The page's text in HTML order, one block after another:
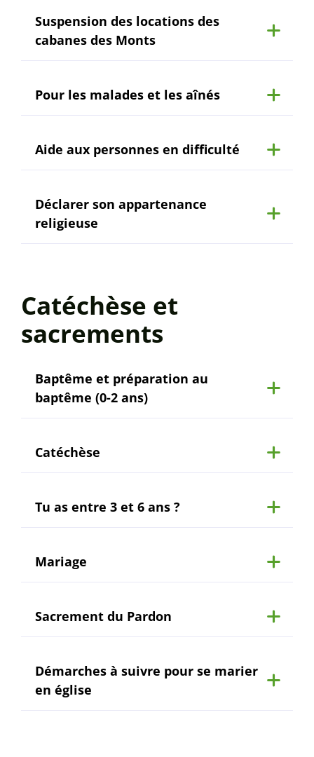
Suspension des locations des
cabanes des Monts
Pour les malades et les aînés
Aide aux personnes en difficulté
Déclarer son appartenance
religieuse
Catéchèse et
sacrements
Baptême et préparation au
baptême (0-2 ans)
Catéchèse
Tu as entre 3 et 6 ans ?
Mariage
Sacrement du Pardon
Démarches à suivre pour se marier
en église